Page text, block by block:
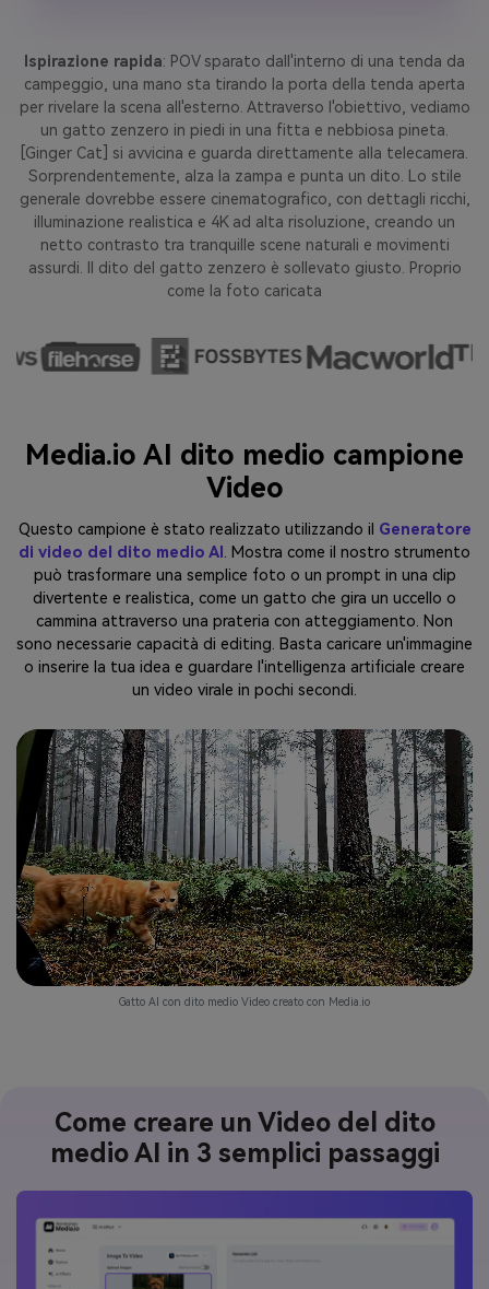
Ispirazione rapida: POV sparato dall'interno di una tenda da
campeggio, una mano sta tirando la porta della tenda aperta
per rivelare la scena all'esterno. Attraverso l'obiettivo, vediamo
un gatto zenzero in piedi in una fitta e nebbiosa pineta.
[Ginger Cat] si avvicina e guarda direttamente alla telecamera.
Sorprendentemente, alza la zampa e punta un dito. Lo stile
generale dovrebbe essere cinematografico, con dettagli ricchi,
illuminazione realistica e 4K ad alta risoluzione, creando un
netto contrasto tra tranquille scene naturali e movimenti
assurdi. Il dito del gatto zenzero è sollevato giusto. Proprio
come la foto caricata
Media.io AI dito medio campione
Video
Questo campione è stato realizzato utilizzando il Generatore
di video del dito medio AI . Mostra come il nostro strumento
può trasformare una semplice foto o un prompt in una clip
divertente e realistica, come un gatto che gira un uccello o
cammina attraverso una prateria con atteggiamento. Non
sono necessarie capacità di editing. Basta caricare un'immagine
o inserire la tua idea e guardare l'intelligenza artificiale creare
un video virale in pochi secondi.
Gatto AI con dito medio Video creato con Media.io
Come creare un Video del dito
medio AI in 3 semplici passaggi